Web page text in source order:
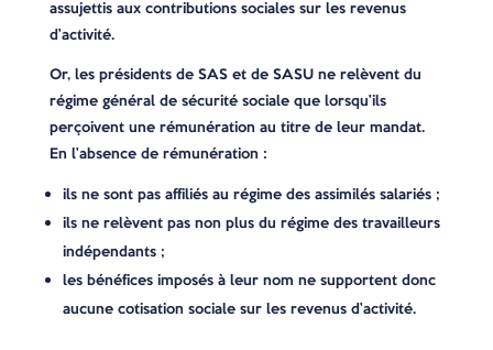
assujettis aux contributions sociales sur les revenus
d’activité.
Or, les présidents de SAS et de SASU ne relèvent du
régime général de sécurité sociale que lorsqu’ils
perçoivent une rémunération au titre de leur mandat.
En l’absence de rémunération :
ils ne sont pas affiliés au régime des assimilés salariés ;
ils ne relèvent pas non plus du régime des travailleurs
indépendants ;
les bénéfices imposés à leur nom ne supportent donc
aucune cotisation sociale sur les revenus d’activité.